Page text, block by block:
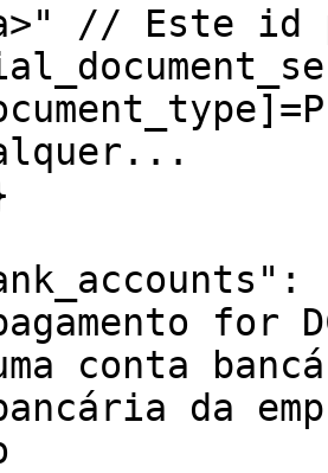
// Este id
for
conta
da